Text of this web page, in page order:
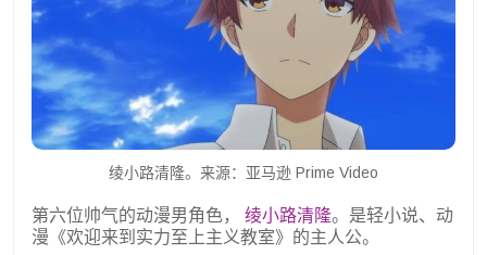
绫小路清隆。来源：亚马逊 Prime Video
第六位帅气的动漫男角色， 绫小路清隆。是轻小说、动
漫《欢迎来到实力至上主义教室》的主人公。